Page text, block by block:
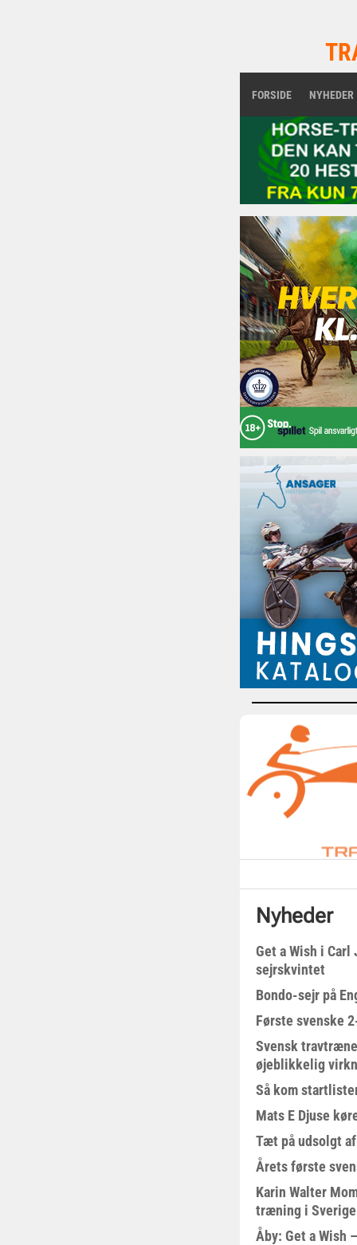
FORSIDE NYHEDER
Nyheder
Get a Wish i Carl
sejrskvintet
Bondo-sejr på
Første svenske
Svensk
øjeblikkelig
Så kom
Mats E Djuse
Tæt på udsolgt
Årets første
Karin Walter
træning i Sverige
Åby: Get a Wish